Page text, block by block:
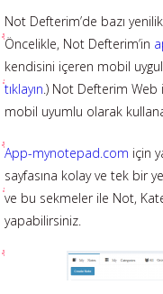
Not Defterim’de bazı
Öncelikle, Not Defterim’in
kendisini içeren mobil
tıklayın .) Not Defterim Web
mobil uyumlu olarak
App-mynotepad.com için
sayfasına kolay ve tek bir
ve bu sekmeler ile Not,
yapabilirsiniz.